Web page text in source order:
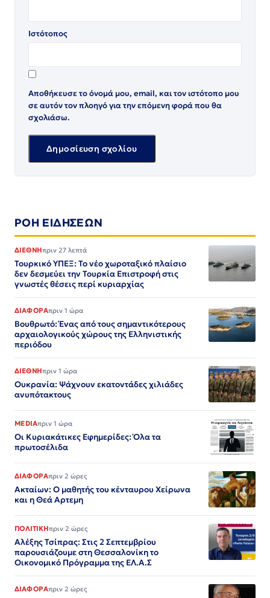
Ιστότοπος
Αποθήκευσε το όνομά μου, email, και τον ιστότοπο μου
σε αυτόν τον πλοηγό για την επόμενη φορά που θα
σχολιάσω.
ΡΟΗ ΕΙΔΗΣΕΩΝ
ΔΙΕΘΝΗπριν 27 λεπτά
Τουρκικό ΥΠΕΞ: Το νέο χωροταξικό πλαίσιο
δεν δεσμεύει την Τουρκία Επιστροφή στις
γνωστές θέσεις περί κυριαρχίας
ΔΙΑΦΟΡΑπριν 1 ώρα
Βουθρωτό: Ένας από τους σημαντικότερους
αρχαιολογικούς χώρους της Ελληνιστικής
περιόδου
ΔΙΕΘΝΗπριν 1 ώρα
Ουκρανία: Ψάχνουν εκατοντάδες χιλιάδες
ανυπότακτους
MEDIAπριν 1 ώρα
Οι Κυριακάτικες Εφημερίδες: Όλα τα
πρωτοσέλιδα
ΔΙΑΦΟΡΑπριν 2 ώρες
Ακταίων: Ο μαθητής του κένταυρου Χείρωνα
και η Θεά Αρτεμη
ΠΟΛΙΤΙΚΗπριν 2 ώρες
Αλέξης Τσίπρας: Στις 2 Σεπτεμβρίου
παρουσιάζουμε στη Θεσσαλονίκη το
Οικονομικό Πρόγραμμα της ΕΛ.Α.Σ
ΔΙΑΦΟΡΑπριν 2 ώρες